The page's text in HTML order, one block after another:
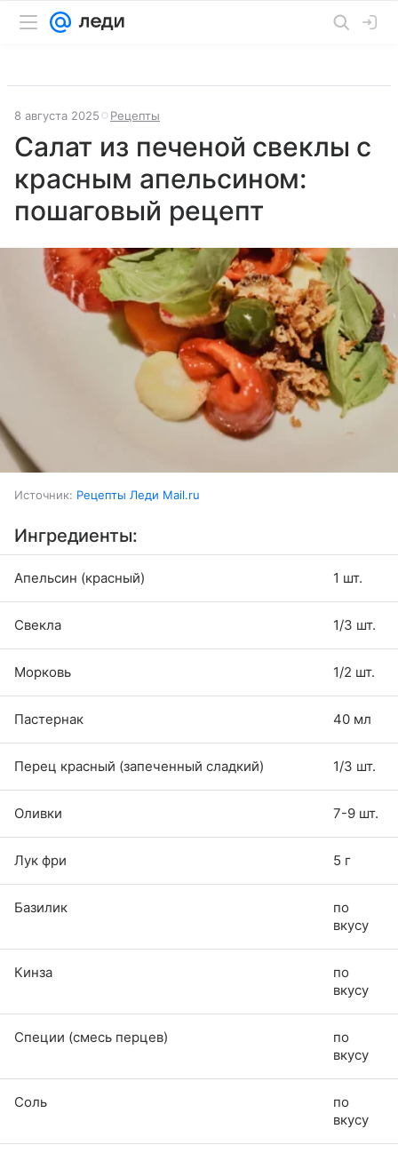
8 августа 2025 Рецепты
Салат из печеной свеклы с
красным апельсином:
пошаговый рецепт
Источник: Рецепты Леди Mail.ru
Ингредиенты:
Апельсин (красный) 1 шт.
Свекла 1/3 шт.
Морковь 1/2 шт.
Пастернак 40 мл
Перец красный (запеченный сладкий) 1/3 шт.
Оливки 7-9 шт.
Лук фри 5 г
Базилик
по
вкусу
Кинза
по
вкусу
Специи (смесь перцев)
по
вкусу
Соль
по
вкусу